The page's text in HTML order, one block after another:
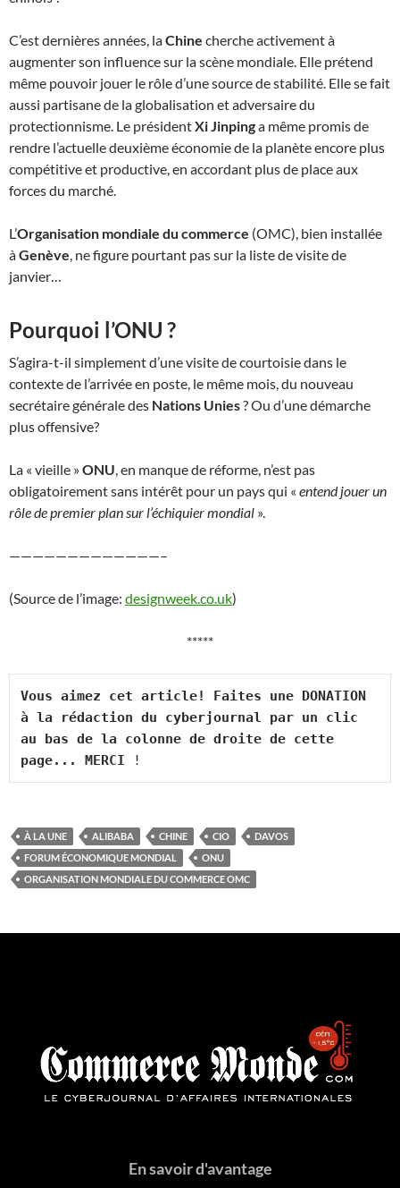
C’est dernières années, laChine cherche activement à
augmenter son influence sur la scène mondiale. Elle prétend
même pouvoir jouer le rôle d’une source de stabilité. Elle se fait
aussi partisane de la globalisation et adversaire du
protectionnisme. Le présidentXi Jinpinga même promis de
rendre l’actuelle deuxième économie de la planète encore plus
compétitive et productive, en accordant plus de place aux
forces du marché.
L’Organisation mondiale du commerce (OMC), bien installée
àGenève, ne figure pourtant pas sur la liste de visite de
janvier…
Pourquoi l’ONU ?
S’agira-t-il simplement d’une visite de courtoisie dans le
contexte de l’arrivée en poste, le même mois, du nouveau
secrétaire générale des Nations Unies? Ou d’une démarche
plus offensive?
La « vieille »ONU, en manque de réforme, n’est pas
obligatoirement sans intérêt pour un pays qui « entend jouer un
rôle de premier plan sur l’échiquier mondial ».
—————————————–
(Source de l’image: designweek.co.uk)
*****
Vous aimez cet article! Faites une DONATION
à la rédaction du cyberjournal par un clic
au bas de la colonne de droite de cette
page... MERCI !
À LA UNE ALIBABA CHINE CIO
DAVOS
FORUM ÉCONOMIQUE MONDIAL
ONU
ORGANISATION MONDIALE DU COMMERCE OMC
En savoir d'avantage